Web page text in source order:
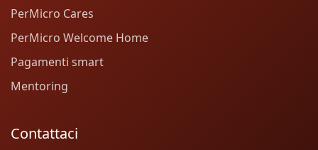
PerMicro Cares
PerMicro Welcome Home
Pagamenti smart
Mentoring
Contattaci